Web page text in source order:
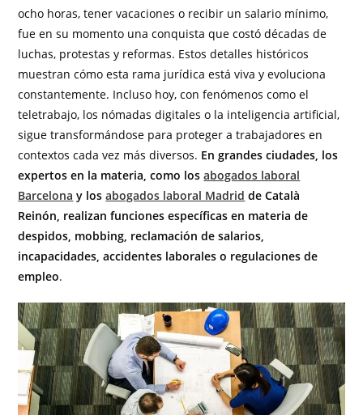
ocho horas, tener vacaciones o recibir un salario mínimo,
fue en su momento una conquista que costó décadas de
luchas, protestas y reformas. Estos detalles históricos
muestran cómo esta rama jurídica está viva y evoluciona
constantemente. Incluso hoy, con fenómenos como el
teletrabajo, los nómadas digitales o la inteligencia artificial,
sigue transformándose para proteger a trabajadores en
contextos cada vez más diversos. En grandes ciudades, los
expertos en la materia, como losabogados laboral
Barcelona y losabogados laboral Madrid de Català
Reinón, realizan funciones específicas en materia de
despidos, mobbing, reclamación de salarios,
incapacidades, accidentes laborales o regulaciones de
empleo.